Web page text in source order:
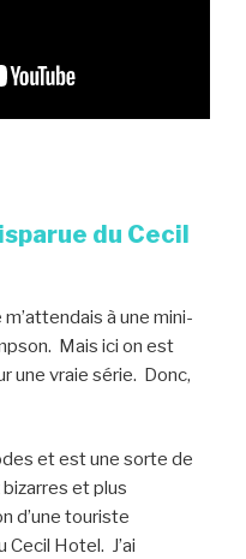
du Cecil
à une mini-
Mais ici on est
une vraie série. Donc,
et est une sorte de
et plus
d’une touriste
Cecil Hotel. J’ai